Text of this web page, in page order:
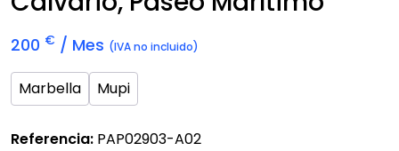
200 € / Mes (IVA no incluido)
Marbella Mupi
Referencia: PAP02903-A02